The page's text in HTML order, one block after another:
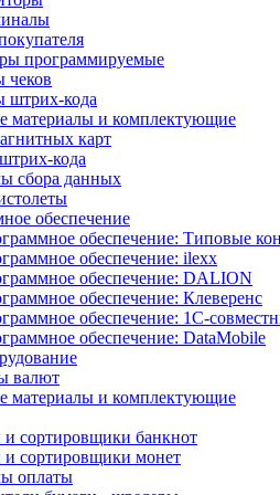
программируемые
чеков
штрих-кода
материалы и комплектующие
карт
кода
сбора данных
обеспечение
обеспечение: Типовые
обеспечение: ilexx
обеспечение: DALION
обеспечение: Клеверенс
обеспечение: 1С-
обеспечение: DataMobile
валют
материалы и комплектующие
и сортировщики банкнот
и сортировщики монет
оплаты